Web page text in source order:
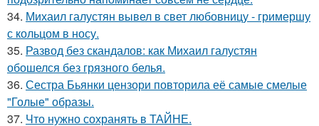
34. Михаил галустян вывел в свет любовницу - гримершу
с кольцом в носу.
35. Развод без скандалов: как Михаил галустян
обошелся без грязного белья.
36. Сестра Бьянки цензори повторила её самые смелые
"Голые" образы.
37. Что нужно сохранять в ТАЙНЕ.